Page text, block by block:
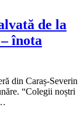
de la
înota
din Caraș-Severin
“Colegii noștri